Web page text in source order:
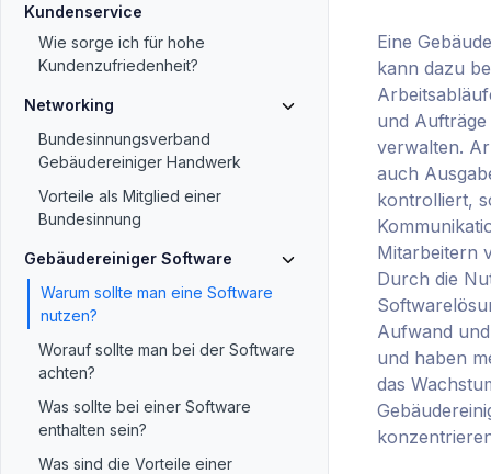
Kundenservice
Wie sorge ich für hohe
Kundenzufriedenheit?
Networking
Bundesinnungsverband
Gebäudereiniger Handwerk
Vorteile als Mitglied einer
Bundesinnung
Gebäudereiniger Software
Warum sollte man eine Software
nutzen?
Worauf sollte man bei der Software
achten?
Was sollte bei einer Software
enthalten sein?
Was sind die Vorteile einer
Eine
kann dazu
und
verwalten.
auch
kontrolliert,
Mitarbeitern
Durch die
Aufwand
und haben
das